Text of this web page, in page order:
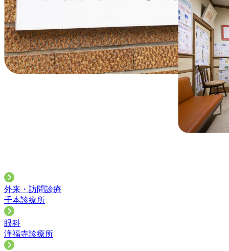
外来・訪問診療
千本診療所
眼科
浄福寺診療所